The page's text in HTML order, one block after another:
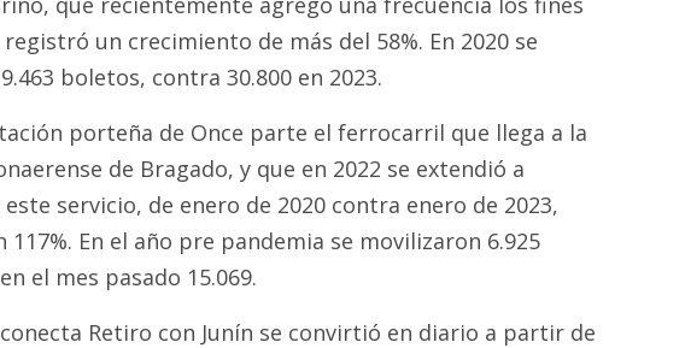
un crecimiento de más del 58%. En 2020 se
boletos, contra 30.800 en 2023.
porteña de Once parte el ferrocarril que llega a la
de Bragado, y que en 2022 se extendió a
este servicio, de enero de 2020 contra enero de 2023,
117%. En el año pre pandemia se movilizaron 6.925
el mes pasado 15.069.
Retiro con Junín se convirtió en diario a partir de